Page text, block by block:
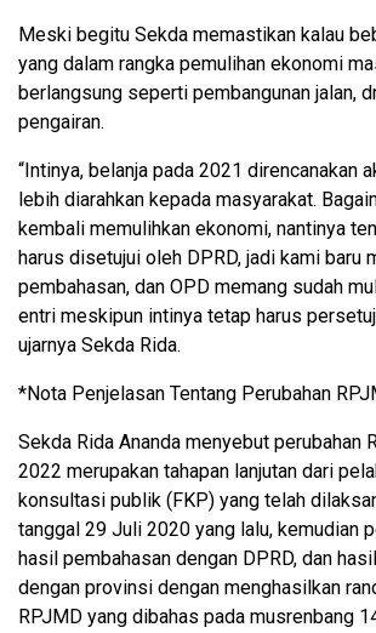
Meski begitu Sekda memastikan kalau
yang dalam rangka pemulihan ekonomi
berlangsung seperti pembangunan jalan,
pengairan.
“Intinya, belanja pada 2021 direncanakan
lebih diarahkan kepada masyarakat.
kembali memulihkan ekonomi, nantinya
harus disetujui oleh DPRD, jadi kami baru
pembahasan, dan OPD memang sudah
entri meskipun intinya tetap harus
ujarnya Sekda Rida.
*Nota Penjelasan Tentang Perubahan
Sekda Rida Ananda menyebut perubahan
2022 merupakan tahapan lanjutan dari
konsultasi publik (FKP) yang telah
tanggal 29 Juli 2020 yang lalu, kemudian
hasil pembahasan dengan DPRD, dan
dengan provinsi dengan menghasilkan
RPJMD yang dibahas pada musrenbang